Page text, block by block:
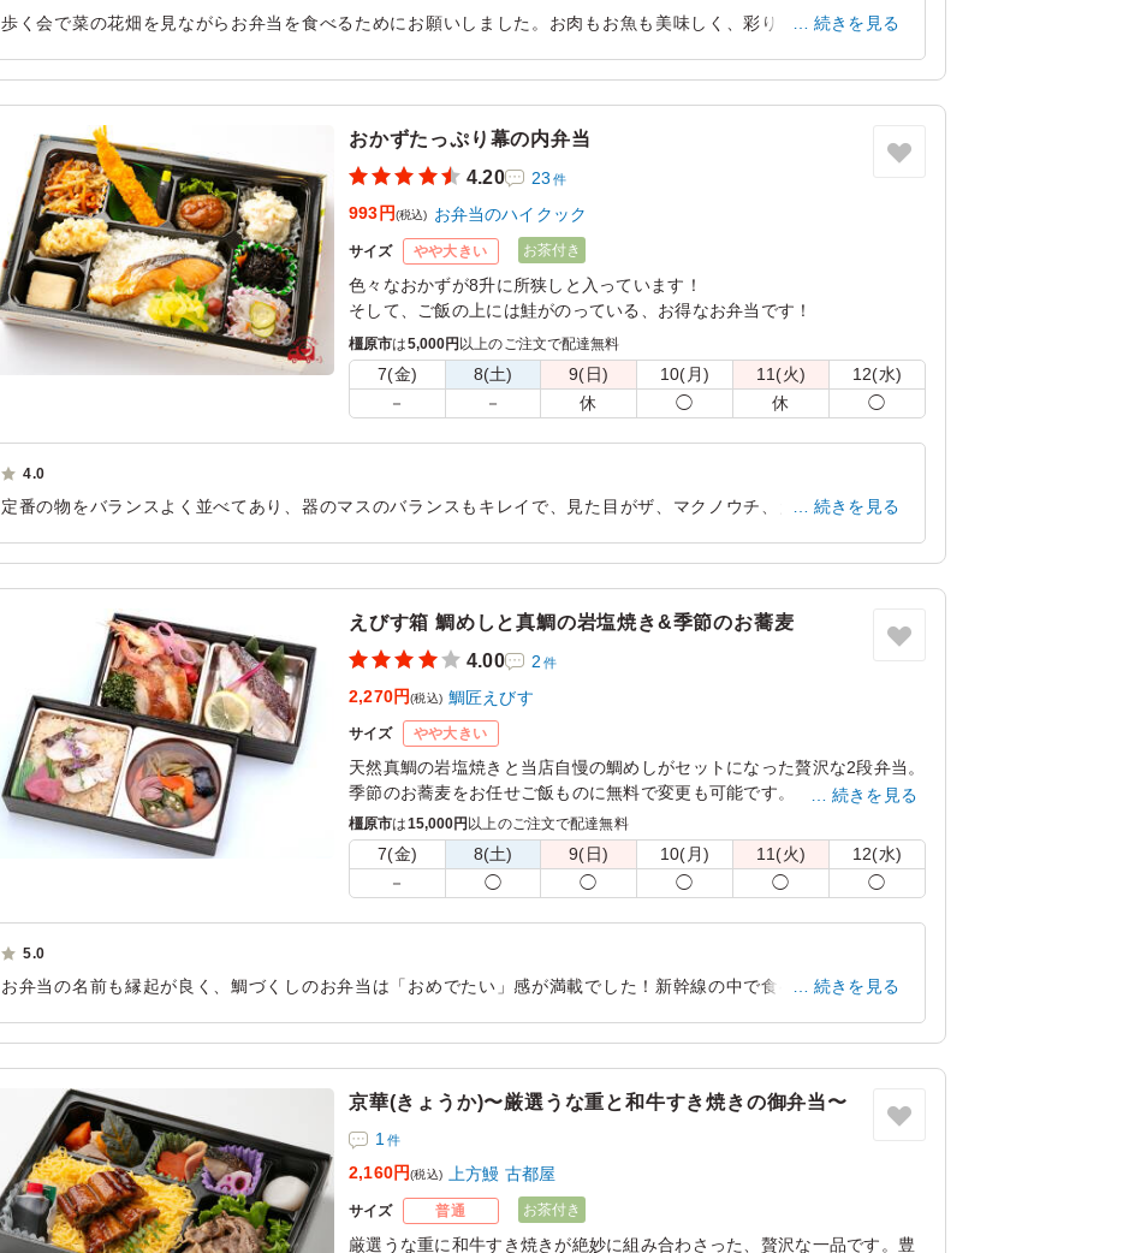
歩く会で菜の花畑を見ながらお弁当を食べるためにお願いしました。お肉もお魚も美味しく、彩りもきれいで好評
少しだけ袋が大きければ満点でした。
続きを見る
おかずたっぷり幕の内弁当
4.20
23 件
993円(税込) お弁当のハイクック
サイズ やや大きい お茶付き
色々なおかずが8升に所狭しと入っています！
そして、ご飯の上には鮭がのっている、お得なお弁当です！
橿原市は5,000円 以上のご注文で配達無料
7(金) 8(土) 9(日) 10(月) 11(火) 12(水)
－ － 休 ◯ 休 ◯
4.0
定番の物をバランスよく並べてあり、器のマスのバランスもキレイで、見た目がザ、マクノウチ、だと思いまし
続きを見る
えびす箱 鯛めしと真鯛の岩塩焼き&季節のお蕎麦
4.00
2 件
2,270円(税込) 鯛匠えびす
サイズ やや大きい
天然真鯛の岩塩焼きと当店自慢の鯛めしがセットになった贅沢な2段弁当。
季節のお蕎麦をお任せご飯ものに無料で変更も可能です。
※蕎麦つゆはゼリー状になっており、そのままお召し上がりいただけま
す。
※2段のお弁当はすべて熨斗、紅白紐付きでのお届けとなります。紅白紐が
ご不要な際は、連絡事項にご記載ください。
続きを見る
橿原市は15,000円 以上のご注文で配達無料
7(金) 8(土) 9(日) 10(月) 11(火) 12(水)
－ ◯ ◯ ◯ ◯ ◯
5.0
お弁当の名前も縁起が良く、鯛づくしのお弁当は「おめでたい」感が満載でした！新幹線の中で食べていただく用
良いお弁当でした
続きを見る
京華(きょうか)〜厳選うな重と和牛すき焼きの御弁当〜
1 件
2,160円(税込) 上方鰻 古都屋
サイズ 普通 お茶付き
厳選うな重に和牛すき焼きが絶妙に組み合わさった、贅沢な一品です。豊